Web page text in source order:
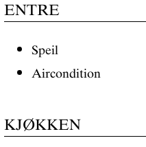
ENTRE
Speil
Aircondition
KJØKKEN